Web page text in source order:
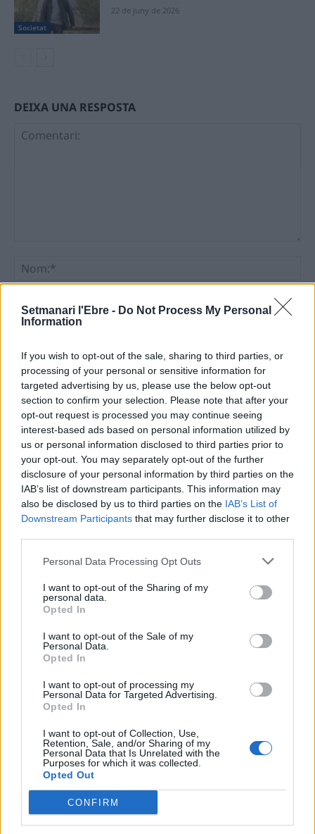
Setmanari l'Ebre - Do Not Process My Personal
Information
If you wish to opt-out of the sale, sharing to third parties, or
processing of your personal or sensitive information for
targeted advertising by us, please use the below opt-out
section to confirm your selection. Please note that after your
opt-out request is processed you may continue seeing
interest-based ads based on personal information utilized by
us or personal information disclosed to third parties prior to
your opt-out. You may separately opt-out of the further
disclosure of your personal information by third parties on the
IAB’s list of downstream participants. This information may
also be disclosed by us to third parties on the IAB’s List of
Downstream Participants that may further disclose it to other
Personal Data Processing Opt Outs
I want to opt-out of the Sharing of my
personal data.
Opted In
I want to opt-out of the Sale of my
Personal Data.
Opted In
I want to opt-out of processing my
Personal Data for Targeted Advertising.
Opted In
I want to opt-out of Collection, Use,
Retention, Sale, and/or Sharing of my
Personal Data that Is Unrelated with the
Purposes for which it was collected.
Opted Out
CONFIRM
Societat
22 de juny de 2026
DEIXA UNA RESPOSTA
Deseu el meu nom, el correu electrònic i el lloc web en
aquest navegador per a la propera vegada que comenti.
ÚLTIMES NOTÍCIES
recerca sobre l’astre rei en el segon
eclipsi solar total de la seva història
7 d'agost de 2026
termini de les obres de l’aparcament
7 d'agost de 2026
vincula patrimoni, turisme i
gastronomia
6 d'agost de 2026
Els vestits de paper guanyen força
enguany amb més modistes i gairebé
40 peces a concurs